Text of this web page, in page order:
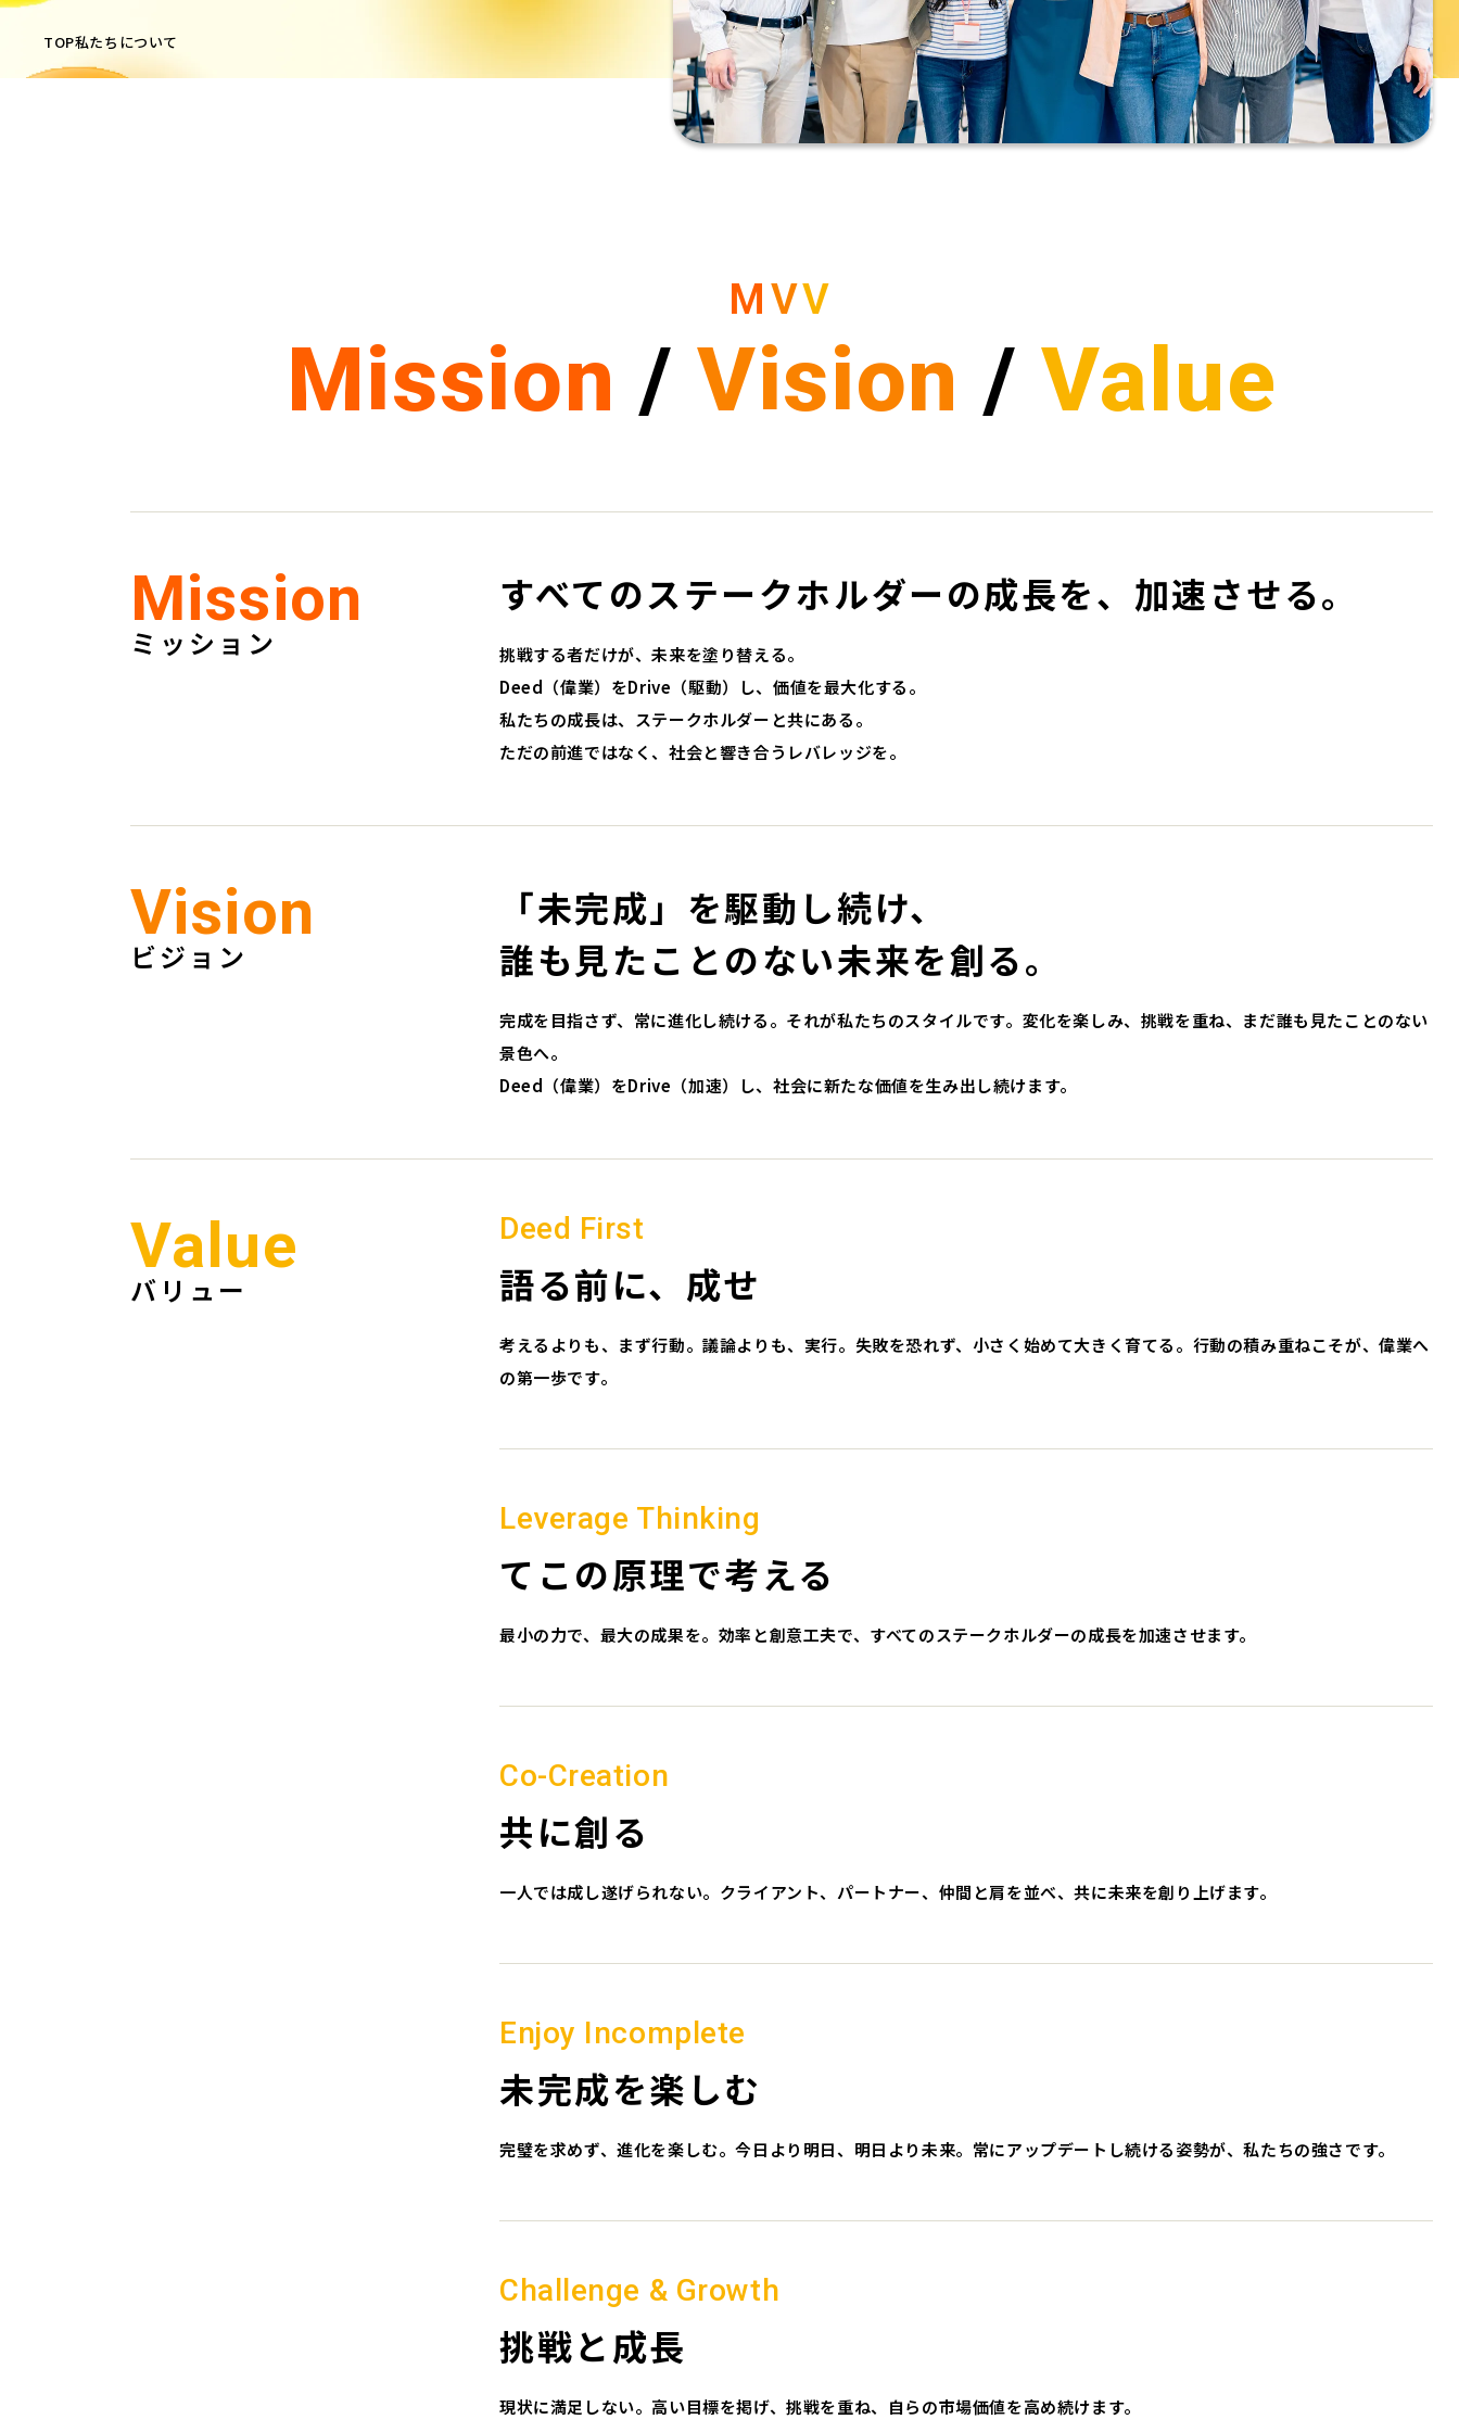
TOP私たちについて
MVV
Mission /Vision / Value
Mission
ミッション
すべてのステークホルダーの成長を、加速させる。
挑戦する者だけが、未来を塗り替える。
Deed（偉業）をDrive（駆動）し、価値を最大化する。
私たちの成長は、ステークホルダーと共にある。
ただの前進ではなく、社会と響き合うレバレッジを。
Vision
ビジョン
「未完成」を駆動し続け、
誰も見たことのない未来を創る。
完成を目指さず、常に進化し続ける。それが私たちのスタイルです。変化を楽しみ、挑戦を重ね、まだ誰も見たことのない
景色へ。
Deed（偉業）をDrive（加速）し、社会に新たな価値を生み出し続けます。
Value
バリュー
Deed First
語る前に、成せ
考えるよりも、まず行動。議論よりも、実行。失敗を恐れず、小さく始めて大きく育てる。行動の積み重ねこそが、偉業へ
の第一歩です。
Leverage Thinking
てこの原理で考える
最小の力で、最大の成果を。効率と創意工夫で、すべてのステークホルダーの成長を加速させます。
Co-Creation
共に創る
一人では成し遂げられない。クライアント、パートナー、仲間と肩を並べ、共に未来を創り上げます。
Enjoy Incomplete
未完成を楽しむ
完璧を求めず、進化を楽しむ。今日より明日、明日より未来。常にアップデートし続ける姿勢が、私たちの強さです。
Challenge & Growth
挑戦と成長
現状に満足しない。高い目標を掲げ、挑戦を重ね、自らの市場価値を高め続けます。